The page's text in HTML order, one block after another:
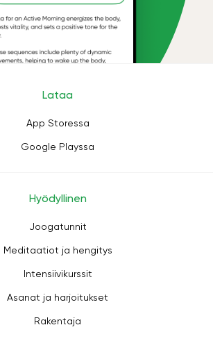
Lataa
App Storessa
Google Playssa
Hyödyllinen
Joogatunnit
Meditaatiot ja hengitys
Intensiivikurssit
Asanat ja harjoitukset
Rakentaja